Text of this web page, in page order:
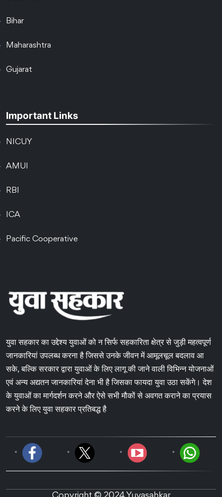
Bihar
Maharashtra
Gujarat
Important Links
NICUY
AMUI
RBI
ICA
Pacific Cooperative
युवा सहकार का उद्देश्य युवाओं को न सिर्फ सहकारिता क्षेत्र से जुड़ी महत्वपूर्ण
जानकारियां उपलब्ध करना है जिससे उनके जीवन में आमूलचूल बदलाव आ
सके, बल्कि सरकार द्वारा युवाओं के लिए लागू की जाने वाली विभिन्न योजनाओं
एवं अन्य अद्यतन जानकारियां देना भी है जिसका फायदा युवा उठा सकेंगे। देश
के युवाओं का मार्गदर्शन करने और ऐसे सभी मौकों से अवगत कराने का प्रयास
करने के लिए युवा सहकार प्रतिबद्ध है